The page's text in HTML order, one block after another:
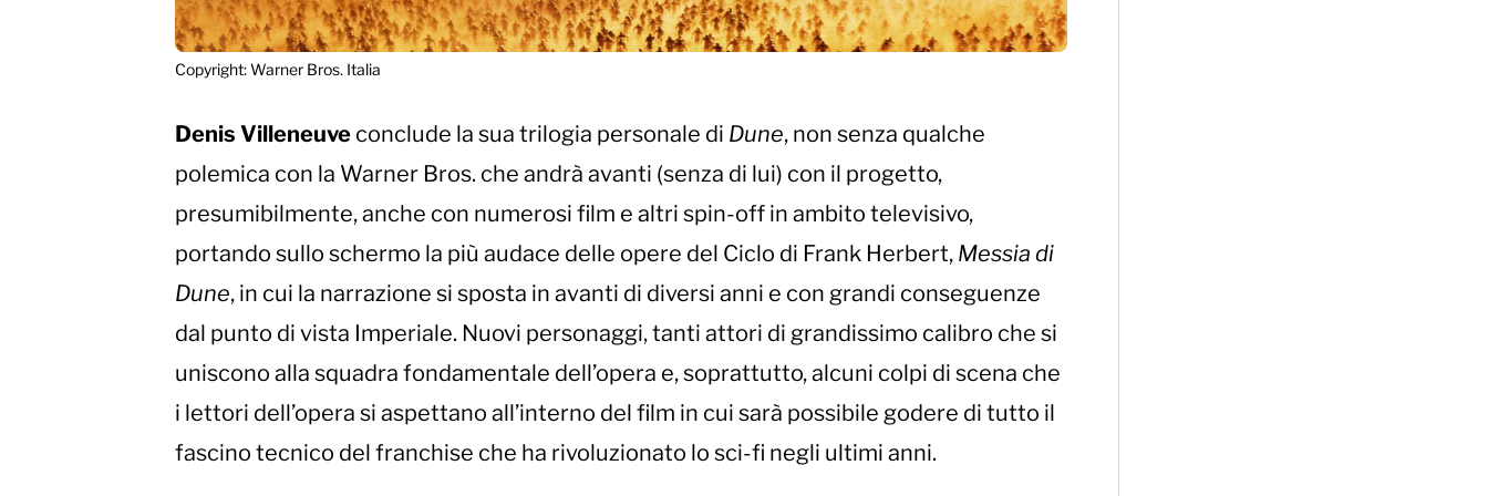
Copyright: Warner Bros. Italia
Denis Villeneuve conclude la sua trilogia personale di Dune, non senza qualche
polemica con la Warner Bros. che andrà avanti (senza di lui) con il progetto,
presumibilmente, anche con numerosi film e altri spin-off in ambito televisivo,
portando sullo schermo la più audace delle opere del Ciclo di Frank Herbert, Messia di
Dune, in cui la narrazione si sposta in avanti di diversi anni e con grandi conseguenze
dal punto di vista Imperiale. Nuovi personaggi, tanti attori di grandissimo calibro che si
uniscono alla squadra fondamentale dell’opera e, soprattutto, alcuni colpi di scena che
i lettori dell’opera si aspettano all’interno del film in cui sarà possibile godere di tutto il
fascino tecnico del franchise che ha rivoluzionato lo sci-fi negli ultimi anni.